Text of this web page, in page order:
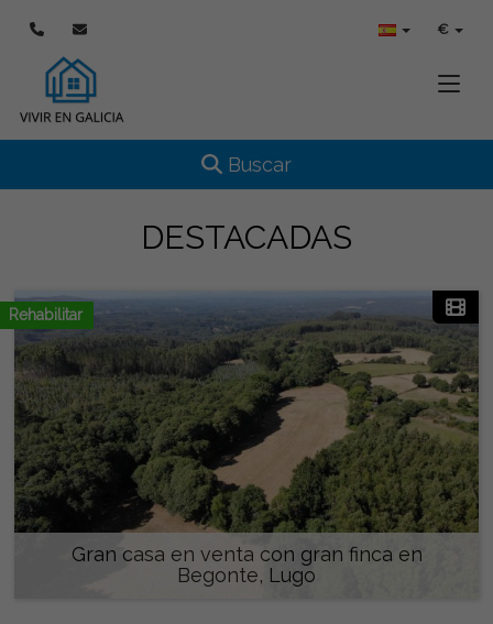
€
Toggle navigation
Buscar
DESTACADAS
Rehabilitar
Gran casa en venta con gran finca en
Begonte, Lugo